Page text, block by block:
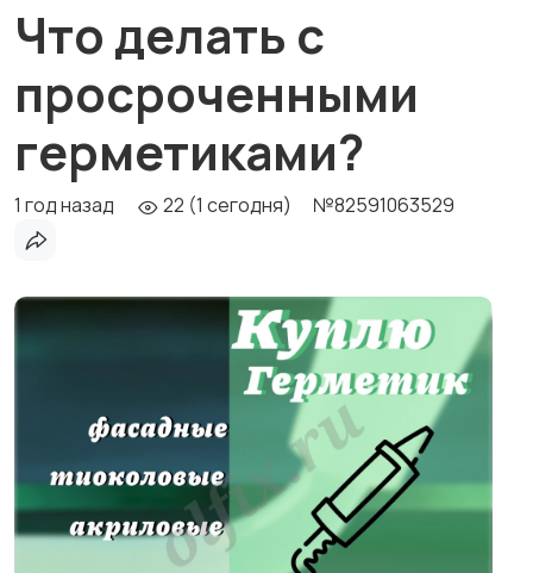
Что делать с
просроченными
герметиками?
1 год назад 22 (1 сегодня) №82591063529